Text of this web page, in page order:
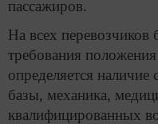
пассажиров.
На всех перевозчиков
требования
определяется
базы, механика,
квалифицированных